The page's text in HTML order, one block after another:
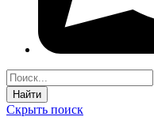
Найти
Скрыть поиск